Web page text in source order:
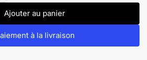
Ajouter au panier
à la livraison